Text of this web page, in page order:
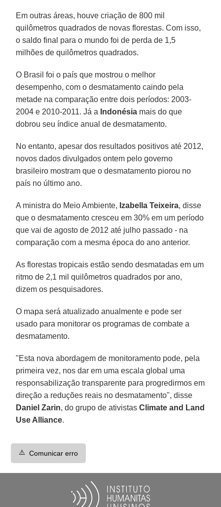
Em outras áreas, houve criação de 800 mil
quilômetros quadrados de novas florestas. Com isso,
o saldo final para o mundo foi de perda de 1,5
milhões de quilômetros quadrados.
O Brasil foi o país que mostrou o melhor
desempenho, com o desmatamento caindo pela
metade na comparação entre dois períodos: 2003-
2004 e 2010-2011. Já a Indonésia mais do que
dobrou seu índice anual de desmatamento.
No entanto, apesar dos resultados positivos até 2012,
novos dados divulgados ontem pelo governo
brasileiro mostram que o desmatamento piorou no
país no último ano.
A ministra do Meio Ambiente, Izabella Teixeira, disse
que o desmatamento cresceu em 30% em um período
que vai de agosto de 2012 até julho passado - na
comparação com a mesma época do ano anterior.
As florestas tropicais estão sendo desmatadas em um
ritmo de 2,1 mil quilômetros quadrados por ano,
dizem os pesquisadores.
O mapa será atualizado anualmente e pode ser
usado para monitorar os programas de combate a
desmatamento.
"Esta nova abordagem de monitoramento pode, pela
primeira vez, nos dar em uma escala global uma
responsabilização transparente para progredirmos em
direção a reduções reais no desmatamento", disse
Daniel Zarin, do grupo de ativistasClimate and Land
Use Alliance.
⚠️ Comunicar erro